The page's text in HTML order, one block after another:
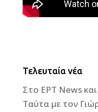
Τελευταία νέα
Στο ΕΡΤ News
Ταύτα με τον